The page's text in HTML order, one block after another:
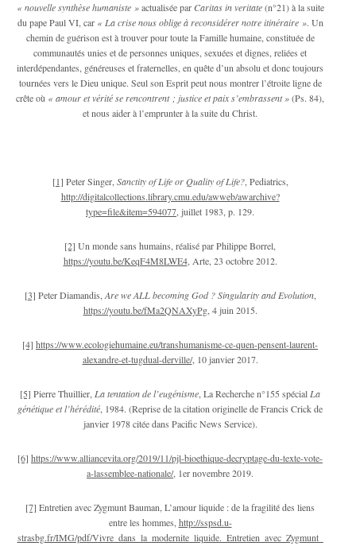
« nouvelle synthèse humaniste »actualisée par Caritas in veritate(n°21) à la suite
du pape Paul VI, car « La crise nous oblige à reconsidérer notre itinéraire ». Un
chemin de guérison est à trouver pour toute la Famille humaine, constituée de
communautés unies et de personnes uniques, sexuées et dignes, reliées et
interdépendantes, généreuses et fraternelles, en quête d’un absolu et donc toujours
tournées vers le Dieu unique. Seul son Esprit peut nous montrer l’étroite ligne de
crête où « amour et vérité se rencontrent ; justice et paix s’embrassent »(Ps. 84),
et nous aider à l’emprunter à la suite du Christ.
[1] Peter Singer,Sanctity of Life or Quality of Life?, Pediatrics,
http://digitalcollections.library.cmu.edu/awweb/awarchive?
type=file&item=594077, juillet 1983, p. 129.
[2] Un monde sans humains, réalisé par Philippe Borrel,
https://youtu.be/KeqF4M8LWE4, Arte, 23 octobre 2012.
[3] Peter Diamandis,Are we ALL becoming God ? Singularity and Evolution,
https://youtu.be/fMa2QNAXyPg, 4 juin 2015.
[4] https://www.ecologiehumaine.eu/transhumanisme-ce-quen-pensent-laurent-
alexandre-et-tugdual-derville/, 10 janvier 2017.
[5] Pierre Thuillier,La tentation de l’eugénisme, La Recherche n°155 spécialLa
génétique et l’hérédité, 1984. (Reprise de la citation originelle de Francis Crick de
janvier 1978 citée dans Pacific News Service).
[6] https://www.alliancevita.org/2019/11/pjl-bioethique-decryptage-du-texte-vote-
a-lassemblee-nationale/, 1ernovembre 2019.
[7] Entretien avec Zygmunt Bauman, L’amour liquide : de la fragilité des liens
entre les hommes,http://sspsd.u-
strasbg.fr/IMG/pdf/Vivre_dans_la_modernite_liquide._Entretien_avec_Zygmunt_